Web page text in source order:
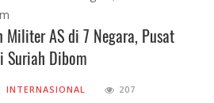
Militer AS di 7 Negara, Pusat
Suriah Dibom
INTERNASIONAL 207